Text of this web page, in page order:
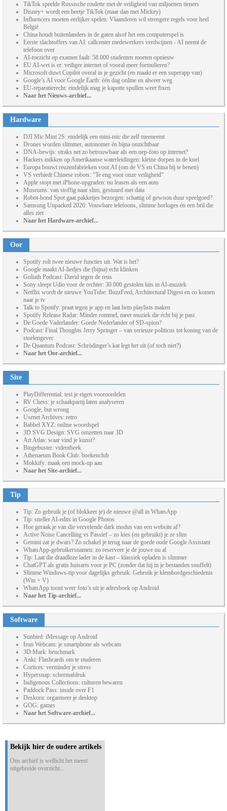
TikTok speelde Russische roulette met de veiligheid van miljoenen tieners
Disney+ wordt een beetje TikTok (maar dan met Mickey)
Influencers moeten eerlijker spelen: Vlaanderen wil strengere regels voor heel
België
China houdt buitenlanders in de gaten alsof het een computerspel is
Eerste slachtoffers van AI: callcenter medewerkers verdwijnen - AI neemt de
telefoon over
AI-toezicht op examen faalt: 58.000 studenten moeten opnieuw
EU AI-wet is er: veiliger internet of vooral meer formulieren?
Microsoft duwt Copilot overal in je gezicht (en maakt er een superapp van)
Google’s AI voor Google Earth: één dag online en alweer weg
EU-reparatierecht: eindelijk mag je kapotte spullen weer fixen
Naar het Nieuws-archief...
Hardware
DJI Mic Mini 2S: eindelijk een mini-mic die zelf meeneemt
Drones worden slimmer, autonomer én bijna onzichtbaar
DNA-bewijs: straks net zo betrouwbaar als een nep-foto op internet?
Hackers mikken op Amerikaanse waterleidingen: kleine dorpen in de knel
Europa bouwt reuzenfabrieken voor AI (om de VS en China bij te benen)
VS verbiedt Chinese robots: “Te eng voor onze veiligheid”
Apple stopt met iPhone-upgraden: nu leasen als een auto
Museums: van stoffig naar slim, gestuurd met data
Robot-hond Spot gaat pakketjes bezorgen: schattig of gewoon duur speelgoed?
Samsung Unpacked 2026: Vouwbare telefoons, slimme horloges én een bril die
alles ziet
Naar het Hardware-archief...
Oor
Spotify rolt twee nieuwe functies uit. Wat is het?
Google maakt AI-liedjes die (bijna) echt klinken
Goliath Podcast: David tegen de reus
Sony sleept Udio voor de rechter: 30.000 gestolen hits in AI-muziek
Netflix wordt de nieuwe YouTube: BuzzFeed, Architectural Digest en co komen
naar je tv
Talk to Spotify: praat tegen je app en laat hem playlists maken
Spotify Release Radar: Minder rommel, meer muziek die écht bij je past
De Goede Vaderlander: Goede Nederlander of SD-spion?
Podcast: Final Thoughts Jerry Springer – van serieuze politicus tot koning van de
stoelengevec
De Quantum Podcast: Schrödinger’s kat legt het uit (of toch niet?)
Naar het Oor-archief...
Site
PlayDifferential: test je eigen vooroordelen
RV Chess: je schaakpartij laten analyseren
Google, but wrong
Usenet Archives: retro
Babbel XYZ: online woordspel
3D SVG Design: SVG omzetten naar 3D
Art Atlas: waar vind je kunst?
Bingebuster: videotheek
Athenaeum Book Club: boekenclub
Mokkify: maak een mock-up aan
Naar het Site-archief...
Tip
Tip: Zo gebruik je (of blokkeer je) de nieuwe @all in WhatsApp
Tip: sneller AI-edits in Google Photos
Hoe geraak je van die vervelende dark modus van een website af?
Active Noise Cancelling vs Passief – zo kies (en gebruikt) je ze slim
Gemini zat je dwars? Zo schakel je terug naar de goede oude Google Assistant
WhatsApp-gebruikersnamen: zo reserveer je de jouwe nu al
Tip: Laat die draadloze lader in de kast – klassiek opladen is slimmer
ChatGPT als gratis huisarts voor je PC (zonder dat hij in je bestanden snuffelt)
Slimme Windows-tip voor dagelijks gebruik: Gebruik je klembordgeschiedenis
(Win + V)
WhatsApp toont weer foto’s uit je adresboek op Android
Naar het Tip-archief...
Software
Sunbird: iMessage op Android
Irun Webcam: je smartphone als webcam
3D Mark: benchmark
Anki: Flashcards om te studeren
Cortices: verminder je stress
Hypersnap: schermafdruk
Indigenous Collections: culturen bewaren
Paddock Pass: inside over F1
Deskora: organiseer je desktop
GOG: games
Naar het Software-archief...
Bekijk hier de oudere artikels
Ons archief is wellicht het meest
uitgebreide overzicht...